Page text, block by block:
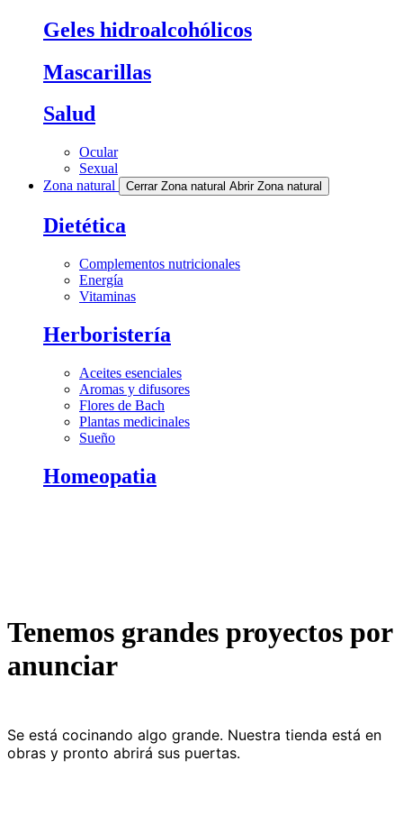
Geles hidroalcohólicos
Mascarillas
Salud
Ocular
Sexual
Zona natural
Cerrar Zona natural Abrir Zona natural
Dietética
Complementos nutricionales
Energía
Vitaminas
Herboristería
Aceites esenciales
Aromas y difusores
Flores de Bach
Plantas medicinales
Sueño
Homeopatia
Tenemos grandes proyectos por
anunciar
Se está cocinando algo grande. Nuestra tienda está en
obras y pronto abrirá sus puertas.